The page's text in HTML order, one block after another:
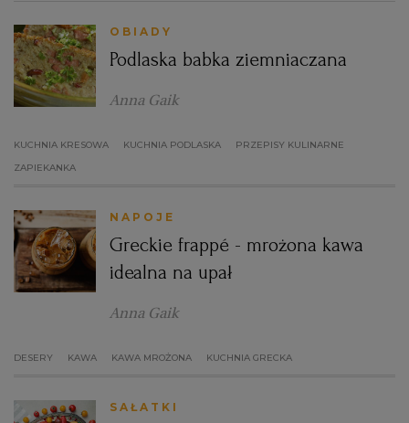
OBIADY
Podlaska babka ziemniaczana
Anna Gaik
KUCHNIA KRESOWA KUCHNIA PODLASKA
PRZEPISY KULINARNE
ZAPIEKANKA
NAPOJE
Greckie frappé - mrożona kawa
idealna na upał
Anna Gaik
DESERY KAWA KAWA MROŻONA KUCHNIA GRECKA
SAŁATKI